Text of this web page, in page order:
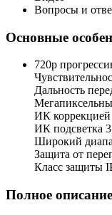
Вопросы и
Основные
720p
Дальность
ИК коррекцией
ИК подсветка
Широкий
Защита от
Класс защиты
Полное описание